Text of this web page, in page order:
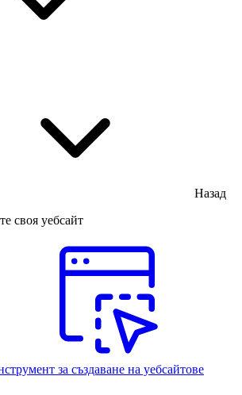
Назад
своя уебсайт
за създаване на уебсайтове